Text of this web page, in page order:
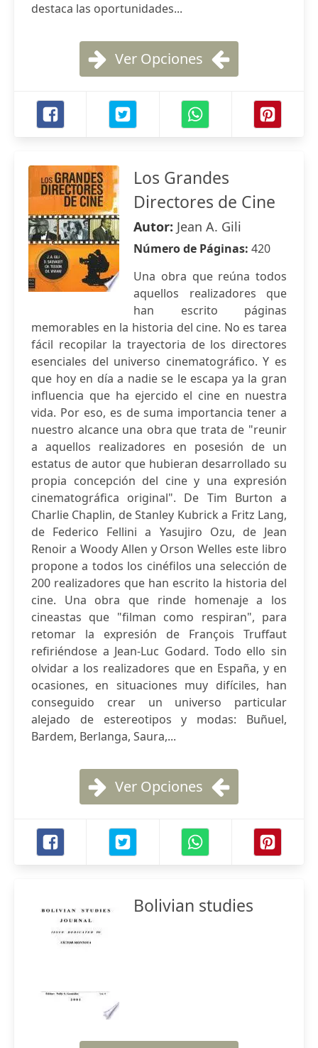
destaca las oportunidades...
Ver Opciones
Los Grandes
Directores de Cine
Autor: Jean A. Gili
Número de Páginas: 420
Una obra que reúna todos
aquellos realizadores que
han escrito páginas
memorables en la historia del cine. No es tarea
fácil recopilar la trayectoria de los directores
esenciales del universo cinematográfico. Y es
que hoy en día a nadie se le escapa ya la gran
influencia que ha ejercido el cine en nuestra
vida. Por eso, es de suma importancia tener a
nuestro alcance una obra que trata de "reunir
a aquellos realizadores en posesión de un
estatus de autor que hubieran desarrollado su
propia concepción del cine y una expresión
cinematográfica original". De Tim Burton a
Charlie Chaplin, de Stanley Kubrick a Fritz Lang,
de Federico Fellini a Yasujiro Ozu, de Jean
Renoir a Woody Allen y Orson Welles este libro
propone a todos los cinéfilos una selección de
200 realizadores que han escrito la historia del
cine. Una obra que rinde homenaje a los
cineastas que "filman como respiran", para
retomar la expresión de François Truffaut
refiriéndose a Jean-Luc Godard. Todo ello sin
olvidar a los realizadores que en España, y en
ocasiones, en situaciones muy difíciles, han
conseguido crear un universo particular
alejado de estereotipos y modas: Buñuel,
Bardem, Berlanga, Saura,...
Ver Opciones
Bolivian studies